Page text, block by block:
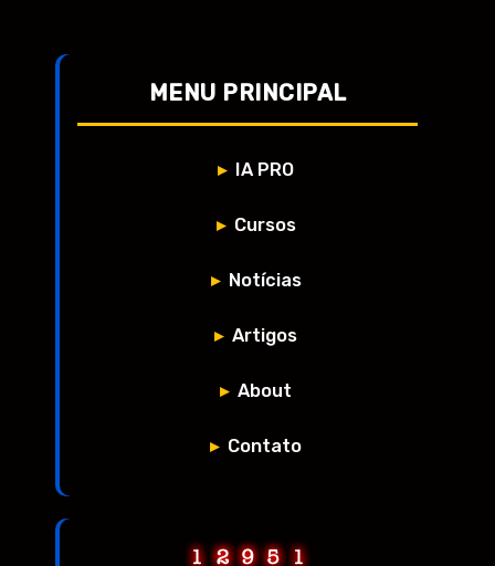
MENU PRINCIPAL
IA PRO
Cursos
Notícias
Artigos
About
Contato